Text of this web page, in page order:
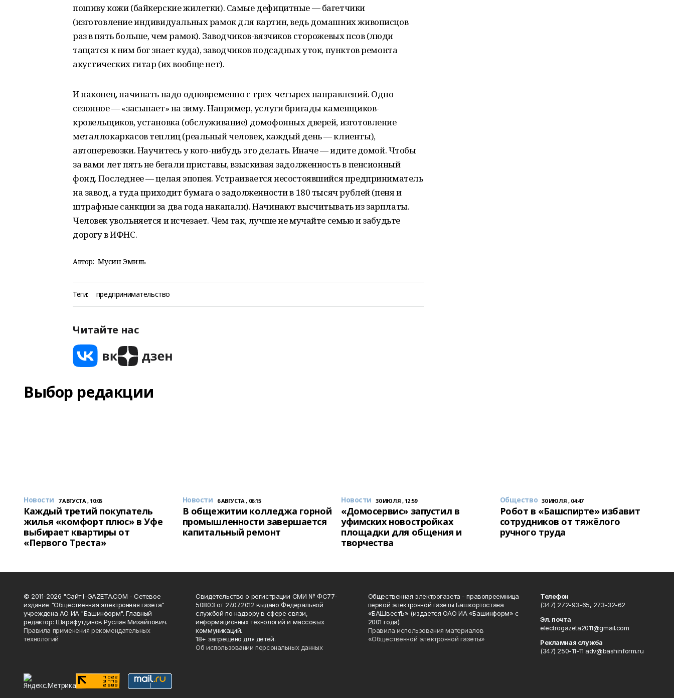
пошиву кожи (байкерские жилетки). Самые дефицитные — багетчики
(изготовление индивидуальных рамок для картин, ведь домашних живописцов
раз в пять больше, чем рамок). Заводчиков-вязчиков сторожевых псов (люди
тащатся к ним бог знает куда), заводчиков подсадных уток, пунктов ремонта
акустических гитар (их вообще нет).
И наконец, начинать надо одновременно с трех-четырех направлений. Одно
сезонное — «засыпает» на зиму. Например, услуги бригады каменщиков-
кровельщиков, установка (обслуживание) домофонных дверей, изготовление
металлокаркасов теплиц (реальный человек, каждый день — клиенты),
автоперевозки. Научитесь у кого-нибудь это делать. Иначе — идите домой. Чтобы
за вами лет пять не бегали приставы, взыскивая задолженность в пенсионный
фонд. Последнее — целая эпопея. Устраивается несостоявшийся предприниматель
на завод, а туда приходит бумага о задолженности в 180 тысяч рублей (пеня и
штрафные санкции за два года накапали). Начинают высчитывать из зарплаты.
Человек увольняется и исчезает. Чем так, лучше не мучайте семью и забудьте
дорогу в ИФНС.
Автор: Мусин Эмиль
Теги: предпринимательство
Читайте нас
Выбор редакции
Новости 7 АВГУСТА , 10:05
Каждый третий покупатель
жилья «комфорт плюс» в Уфе
выбирает квартиры от
«Первого Треста»
Новости 6 АВГУСТА , 06:15
В общежитии колледжа горной
промышленности завершается
капитальный ремонт
Новости 30 ИЮЛЯ , 12:59
«Домосервис» запустил в
уфимских новостройках
площадки для общения и
творчества
Общество 30 ИЮЛЯ , 04:47
Робот в «Башспирте» избавит
сотрудников от тяжёлого
ручного труда
© 2011-2026 "Сайт I-GAZETA.COM - Сетевое
издание "Общественная электронная газета"
учреждена АО ИА "Башинформ". Главный
редактор: Шарафутдинов Руслан Михайлович.
Правила применения рекомендательных
технологий
Свидетельство о регистрации СМИ № ФС77-
50803 от 27.07.2012 выдано Федеральной
службой по надзору в сфере связи,
информационных технологий и массовых
коммуникаций.
18+ запрещено для детей.
Об использовании персональных данных
Общественная электрогазета - правопреемница
первой электронной газеты Башкортостана
«БАШвестЪ» (издается ОАО ИА «Башинформ» с
2001 года).
Правила использования материалов
«Общественной электронной газеты»
Телефон
(347) 272-93-65, 273-32-62
Эл. почта
electrogazeta2011@gmail.com
Рекламная служба
(347) 250-11-11 adv@bashinform.ru